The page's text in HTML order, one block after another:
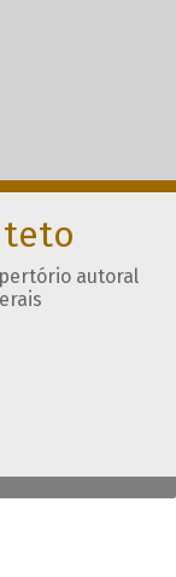
autoral